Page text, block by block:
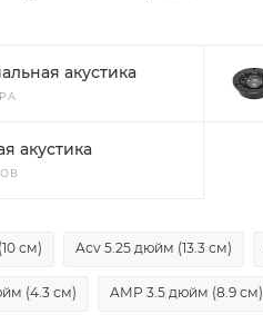
акустика
акустика
см) Acv 5.25 дюйм (13.3 см)
(4.3 см) AMP 3.5 дюйм (8.9 см)